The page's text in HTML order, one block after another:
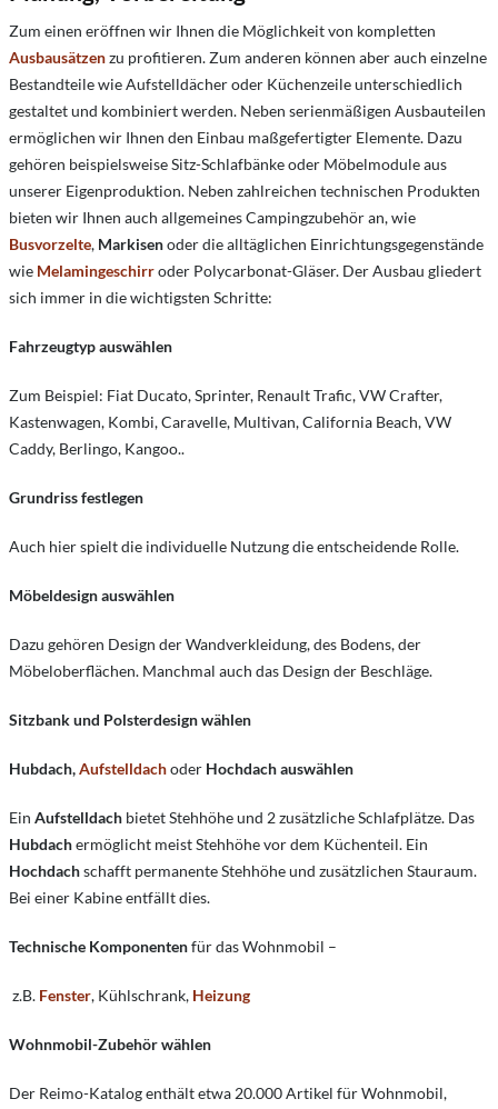
Zum einen eröffnen wir Ihnen die Möglichkeit von kompletten
Ausbausätzenzu profitieren. Zum anderen können aber auch einzelne
Bestandteile wie Aufstelldächer oder Küchenzeile unterschiedlich
gestaltet und kombiniert werden. Neben serienmäßigen Ausbauteilen
ermöglichen wir Ihnen den Einbau maßgefertigter Elemente. Dazu
gehören beispielsweise Sitz-Schlafbänke oder Möbelmodule aus
unserer Eigenproduktion. Neben zahlreichen technischen Produkten
bieten wir Ihnen auch allgemeines Campingzubehör an, wie
Busvorzelte, Markisenoder die alltäglichen Einrichtungsgegenstände
wie Melamingeschirroder Polycarbonat-Gläser. Der Ausbau gliedert
sich immer in die wichtigsten Schritte:
Fahrzeugtyp auswählen
Zum Beispiel: Fiat Ducato, Sprinter, Renault Trafic, VW Crafter,
Kastenwagen, Kombi, Caravelle, Multivan, California Beach, VW
Caddy, Berlingo, Kangoo..
Grundriss festlegen
Auch hier spielt die individuelle Nutzung die entscheidende Rolle.
Möbeldesign auswählen
Dazu gehören Design der Wandverkleidung, des Bodens, der
Möbeloberflächen. Manchmal auch das Design der Beschläge.
Sitzbank und Polsterdesign wählen
Hubdach,Aufstelldachoder Hochdach auswählen
Ein Aufstelldach bietet Stehhöhe und 2 zusätzliche Schlafplätze. Das
Hubdachermöglicht meist Stehhöhe vor dem Küchenteil. Ein
Hochdachschafft permanente Stehhöhe und zusätzlichen Stauraum.
Bei einer Kabine entfällt dies.
Technische Komponentenfür das Wohnmobil –
z.B. Fenster, Kühlschrank, Heizung
Wohnmobil-Zubehör wählen
Der Reimo-Katalog enthält etwa 20.000 Artikel für Wohnmobil,